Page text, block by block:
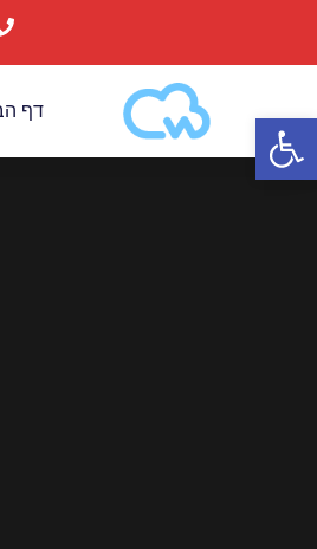
פתח סרגל נגישות דף